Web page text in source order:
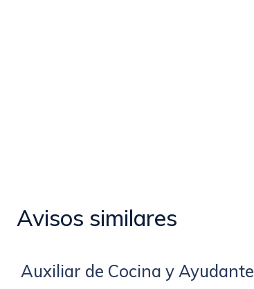
Avisos similares
Auxiliar de Cocina y Ayudante